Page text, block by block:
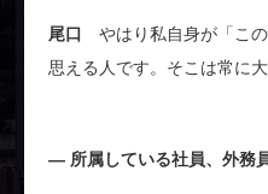
尾口
やはり私自身が「こ
思える人です。そこは常に大
所属している社員、外務